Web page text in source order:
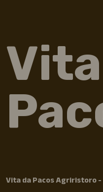
Vita da Pacos Agriristoro